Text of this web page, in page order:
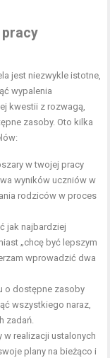
jest niezwykle istotne,
wypalenia
kwestii z rozwagą,
zasoby. Oto kilka
w twojej pracy
wyników uczniów w
rodziców w proces
jak najbardziej
„chcę być lepszym
wprowadzić dwa
o dostępne zasoby
wszystkiego naraz,
zadań.
realizacji ustalonych
plany na bieżąco i